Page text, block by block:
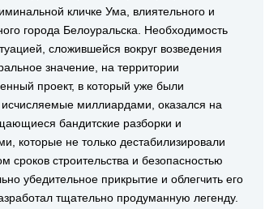
кличке Ума, влиятельного и
города Белоуральска. Необходимость
сложившейся вокруг возведения
значение, на территории
проект, в который уже были
миллиардами, оказался на
бандитские разборки и
которые не только дестабилизировали
сроков строительства и безопасностью
убедительное прикрытие и облегчить его
тщательно продуманную легенду.